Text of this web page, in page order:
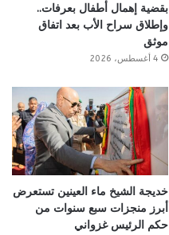
بقضية إهمال أطفال بعرفات..
وإطلاق سراح الأب بعد اتفاق
موثق
4 أغسطس، 2026
خديجة الشيخ ماء العينين تستعرض
أبرز منجزات سبع سنوات من
حكم الرئيس غزواني